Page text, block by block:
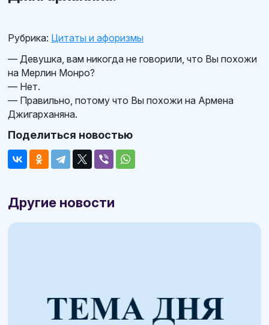
Рубрика: Цитаты и афоризмы
— Девушка, вам никогда не говорили, что Вы похожи
на Мерлин Монро?
— Нет.
— Правильно, потому что Вы похожи на Армена
Джигарханяна.
Поделиться новостью
Другие новости